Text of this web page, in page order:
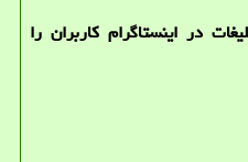
در اینستاگرام کاربران را